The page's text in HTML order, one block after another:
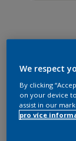
We respect
By clicking
on your device
assist in our
pro více